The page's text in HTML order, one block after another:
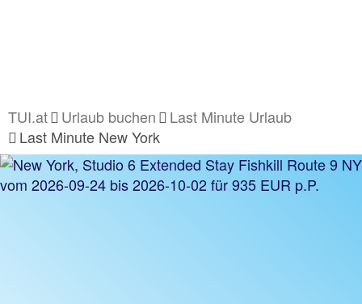
TUI.at Urlaub buchen
Last Minute Urlaub
Last Minute New York